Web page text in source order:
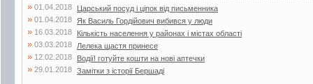
» 01.04.2018 Царський посуд і ціпок від письменника
» 01.04.2018 Як Василь Гордійович вибився у люди
» 16.03.2018 Кількість населення у районах і містах області
» 03.03.2018 Лелека щастя принесе
» 12.02.2018 Водії! готуйте кошти на нові аптечки
» 29.01.2018 Замітки з історії Бершаді